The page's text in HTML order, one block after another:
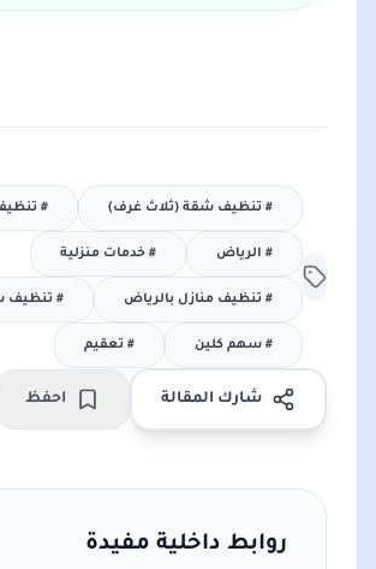
# تنظيف شقة (ثلاث غرف) #
# الرياض # خدمات منزلية
# تنظيف منازل بالرياض # تنظيف
# سهم كلين # تعقيم
شارك المقالة احفظ
روابط داخلية مفيدة